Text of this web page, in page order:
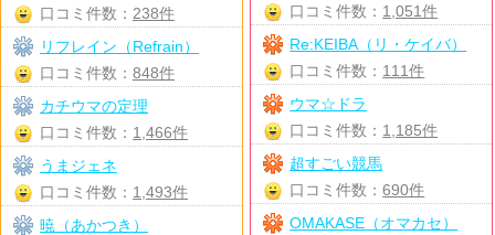
口コミ件数： 1,051件
Re:KEIBA（リ・ケイバ）
口コミ件数： 111件
ウマ☆ドラ
口コミ件数： 1,185件
超すごい競馬
口コミ件数：690件
OMAKASE（オマカセ）
口コミ件数： 238件
リフレイン（Refrain）
口コミ件数： 848件
カチウマの定理
口コミ件数： 1,466件
うまジェネ
口コミ件数： 1,493件
暁（あかつき）